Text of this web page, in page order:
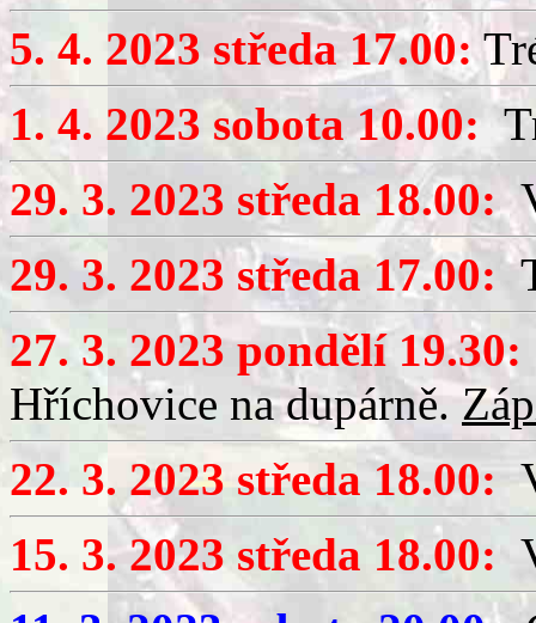
5. 4. 2023 středa 17.00:
1. 4. 2023 sobota 10.00:
29. 3. 2023 středa 18.00:
29. 3. 2023 středa 17.00:
27. 3. 2023 pondělí 19.30:
Hříchovice na dupárně.
22. 3. 2023 středa 18.00:
15. 3. 2023 středa 18.00: